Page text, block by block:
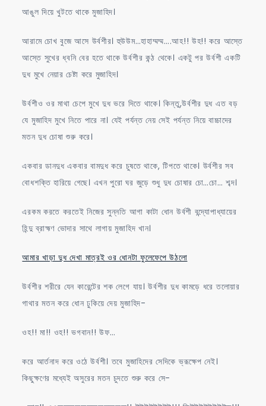
আঙুল দিয়ে খুটতে থাকে মুজাহিদ।
আরামে চোখ বুজে আসে উর্বশীর। হুউউম…হাহাম্মম্ম….আহ!! উহ!! করে আস্তে
আস্তে সুখের ধ্বনি বের হতে থাকে উর্বশীর কন্ঠ থেকে। একটু পর উর্বশী একটি
দুধ মুখে নেয়ার চেষ্টা করে মুজাহিদ।
উর্বশীও ওর মাথা চেপে মুখে দুধ ভরে দিতে থাকে। কিন্তু,উর্বশীর দুধ এত বড়
যে মুজাহিদ মুখে নিতে পারে না। যেই পর্যন্ত নেয় সেই পর্যন্ত নিয়ে বাচ্চাদের
মতন দুধ চোষা শুরু করে।
একবার ডানদুধ একবার বামদুধ করে চুষতে থাকে, টিপতে থাকে। উর্বশীর সব
বোধশক্তি হারিয়ে গেছে। এখন পুরো ঘর জুড়ে শুধু দুধ চোষার চো…চো… শব্দ।
এরকম করতে করতেই নিজের সুন্নতি আগা কাটা ধোন উর্বশী বন্দ্যোপাধ্যায়ের
হিন্দু ব্রাহ্মণ ভোদার সাথে লাগায় মুজাহিদ খান।
আমার খাড়া দুধ দেখা মাত্রই ওর ধোনটা ফুলেফেপে উঠলো
উর্বশীর শরীরে যেন কারেন্টের শক লেগে যায়। উর্বশীর দুধ কামড়ে ধরে তলোয়ার
গাথার মতন করে ধোন ঢুকিয়ে দেয় মুজাহিদ-
ওহ!! মা!! ওহ!! ভগবান!! উফ…
করে আর্তনাদ করে ওঠে উর্বশী। তবে মুজাহিদের সেদিকে ভ্রূক্ষেপ নেই।
কিছুক্ষণের মধ্যেই অসুরের মতন চুদতে শুরু করে সে-